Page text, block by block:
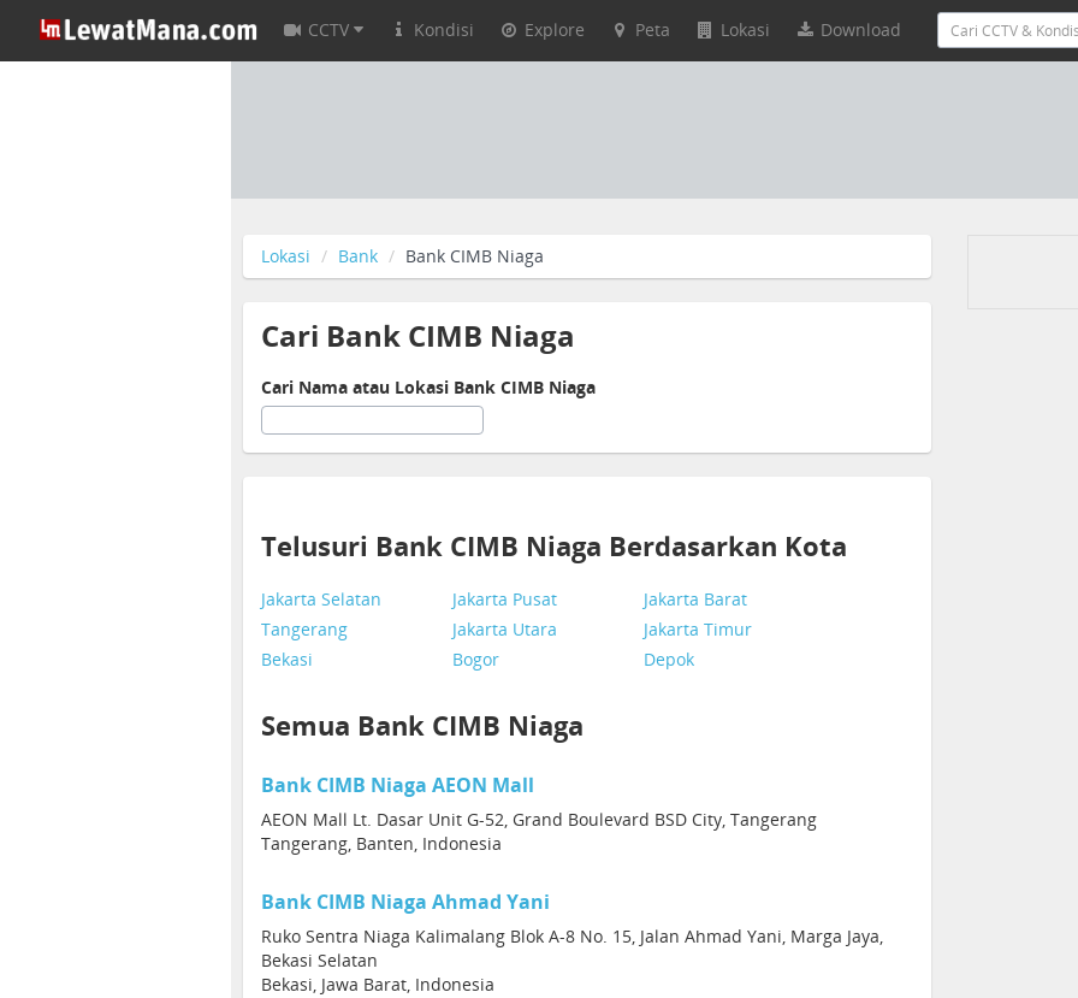
CCTV Kondisi Explore Peta Lokasi Download
Lokasi Bank Bank CIMB Niaga
Cari Bank CIMB Niaga
Cari Nama atau Lokasi Bank CIMB Niaga
Telusuri Bank CIMB Niaga Berdasarkan Kota
Jakarta Selatan Jakarta Pusat
Jakarta Barat
Tangerang
Jakarta Utara
Jakarta Timur
Bekasi
Bogor Depok
Semua Bank CIMB Niaga
Bank CIMB Niaga AEON Mall
AEON Mall Lt. Dasar Unit G-52, Grand Boulevard BSD City, Tangerang
Tangerang, Banten, Indonesia
Bank CIMB Niaga Ahmad Yani
Ruko Sentra Niaga Kalimalang Blok A-8 No. 15, Jalan Ahmad Yani, Marga Jaya,
Bekasi Selatan
Bekasi, Jawa Barat, Indonesia